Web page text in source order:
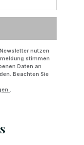
nutzen
stimmen
Daten an
Beachten Sie
.